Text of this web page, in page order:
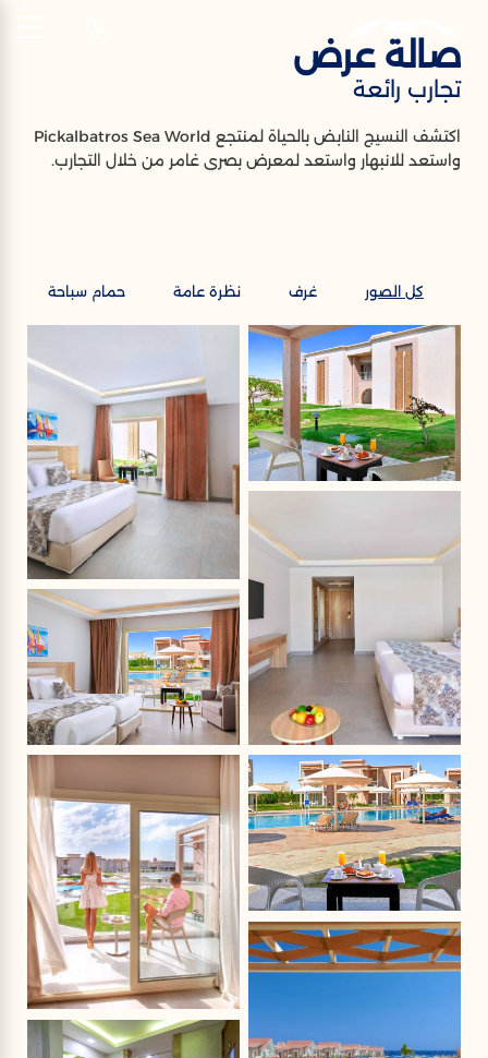
AR
صالة عرض
تجارب رائعة
صالة عرض
تجارب رائعة
اكتشف النسيج النابض بالحياة لمنتجع Pickalbatros Sea World
واستعد للانبهار واستعد لمعرض بصري غامر من خلال التجارب.
كل الصور غرف نظرة عامة حمام سباحة